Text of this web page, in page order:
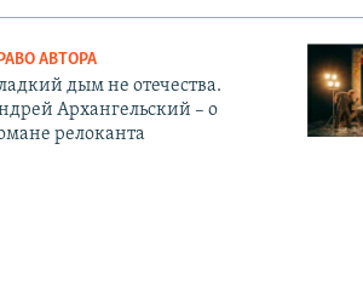
АВТОРА
дым не отечества.
Архангельский – о
релоканта